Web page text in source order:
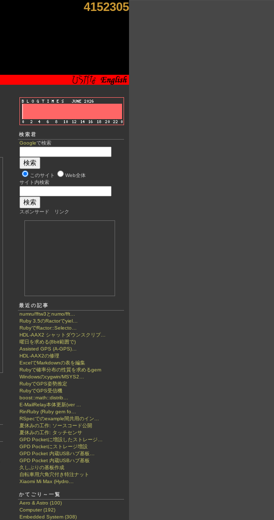
4152305
検索君
Googleで検索
このサイト
Web全体
サイト内検索
スポンサード リンク
最近の記事
numru/fftw3とnumo/fft…
Ruby 3.5のRactorでyiel…
RubyでRactor::Selecto…
HDL-AAX2 シャットダウンスクリプ…
曜日を求める(8bit範囲で)
Assisted GPS (A-GPS)…
HDL-AAX2の修理
ExcelでMarkdownの表を編集
Rubyで確率分布の性質を求めるgem
Windowsのcygwin/MSYS2…
RubyでGPS姿勢推定
RubyでGPS受信機
boost::math::distrib…
E-MailRelay本体更新(ver …
RinRuby (Ruby gem fo…
RSpecでのexample間共用のイン…
夏休みの工作: ソースコード公開
夏休みの工作: タッチセンサ
GPD Pocketに増設したストレージ…
GPD Pocketにストレージ増設
GPD Pocket 内蔵USBハブ基板…
GPD Pocket 内蔵USBハブ基板
久しぶりの基板作成
自転車用六角穴付き特注ナット
Xiaomi Mi Max (Hydro…
かてごり～一覧
Aero & Astro (100)
Computer (192)
Embedded System (308)